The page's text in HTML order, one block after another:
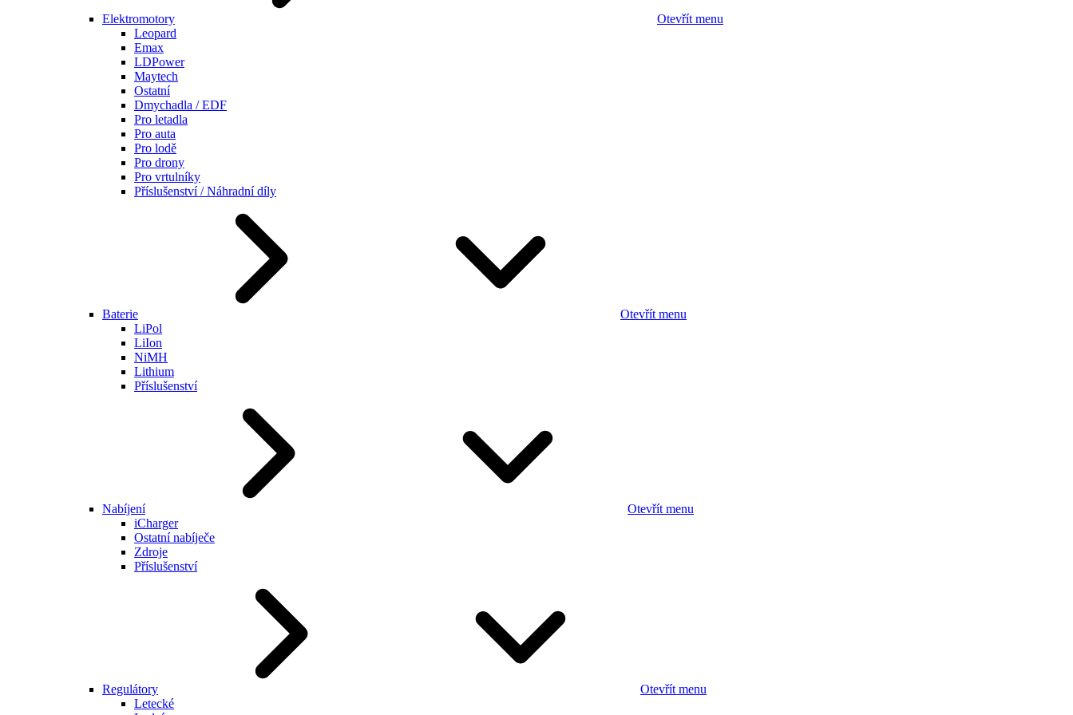
Elektromotory
Otevřít menu
Leopard
Emax
LDPower
Maytech
Ostatní
Dmychadla / EDF
Pro letadla
Pro auta
Pro lodě
Pro drony
Pro vrtulníky
Příslušenství / Náhradní díly
Baterie
Otevřít menu
LiPol
LiIon
NiMH
Lithium
Příslušenství
Nabíjení
Otevřít menu
iCharger
Ostatní nabíječe
Zdroje
Příslušenství
Regulátory
Otevřít menu
Letecké